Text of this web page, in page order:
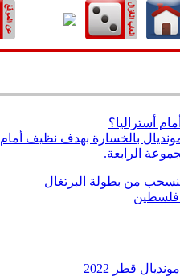
أستراليا؟
بالخسارة بهدف نظيف أمام
الرابعة.
من بطولة البرتغال
فلسطين
قطر 2022